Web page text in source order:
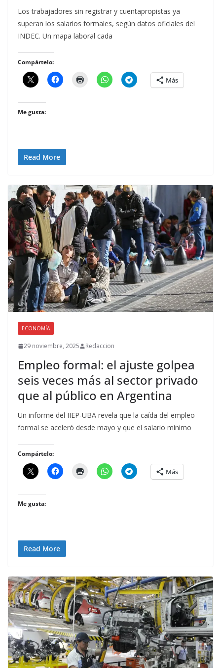
Los trabajadores sin registrar y cuentapropistas ya
superan los salarios formales, según datos oficiales del
INDEC. Un mapa laboral cada
Compártelo:
Más
Me gusta:
Read More
ECONOMÍA
29 noviembre, 2025 Redaccion
Empleo formal: el ajuste golpea
seis veces más al sector privado
que al público en Argentina
Un informe del IIEP-UBA revela que la caída del empleo
formal se aceleró desde mayo y que el salario mínimo
Compártelo:
Más
Me gusta:
Read More